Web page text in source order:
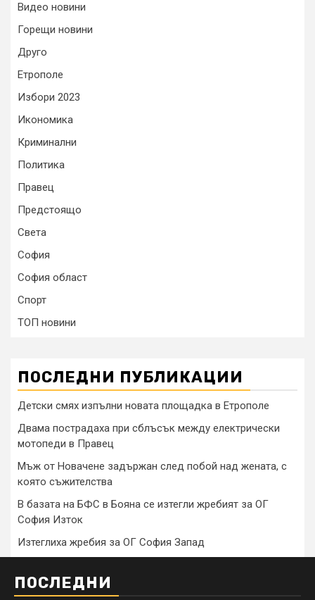
Видео новини
Горещи новини
Друго
Етрополе
Избори 2023
Икономика
Криминални
Политика
Правец
Предстоящо
Света
София
София област
Спорт
ТОП новини
ПОСЛЕДНИ ПУБЛИКАЦИИ
Детски смях изпълни новата площадка в Етрополе
Двама пострадаха при сблъсък между електрически
мотопеди в Правец
Мъж от Новачене задържан след побой над жената, с
която съжителства
В базата на БФС в Бояна се изтегли жребият за ОГ
София Изток
Изтеглиха жребия за ОГ София Запад
ПОСЛЕДНИ